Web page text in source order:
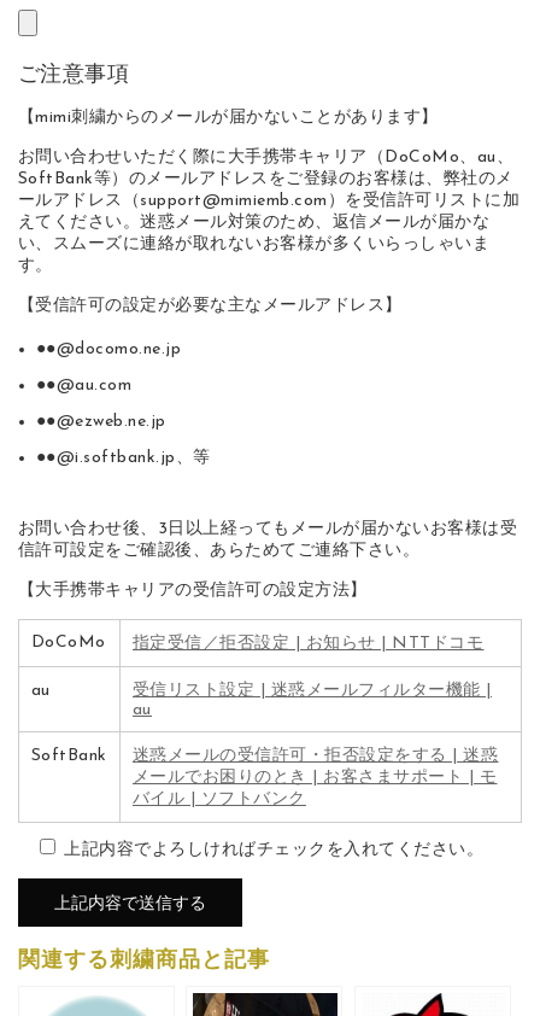
ご注意事項
【mimi刺繍からのメールが届かないことがあります】
お問い合わせいただく際に大手携帯キャリア（DoCoMo、au、
SoftBank等）のメールアドレスをご登録のお客様は、弊社のメ
ールアドレス（support@mimiemb.com）を受信許可リストに加
えてください。迷惑メール対策のため、返信メールが届かな
い、スムーズに連絡が取れないお客様が多くいらっしゃいま
す。
【受信許可の設定が必要な主なメールアドレス】
●●@docomo.ne.jp
●●@au.com
●●@ezweb.ne.jp
●●@i.softbank.jp、等
お問い合わせ後、3日以上経ってもメールが届かないお客様は受
信許可設定をご確認後、あらためてご連絡下さい。
【大手携帯キャリアの受信許可の設定方法】
DoCoMo 指定受信／拒否設定 | お知らせ | NTTドコモ
au
受信リスト設定 | 迷惑メールフィルター機能 |
au
SoftBank
迷惑メールの受信許可・拒否設定をする | 迷惑
メールでお困りのとき | お客さまサポート | モ
バイル | ソフトバンク
上記内容でよろしければチェックを入れてください。
関連する刺繍商品と記事